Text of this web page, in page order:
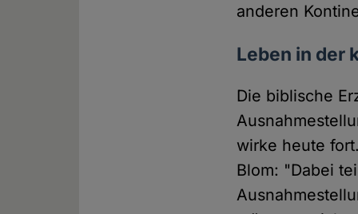
anderen
Leben in der
Die biblische
wirke heute
Blom: "Dabei